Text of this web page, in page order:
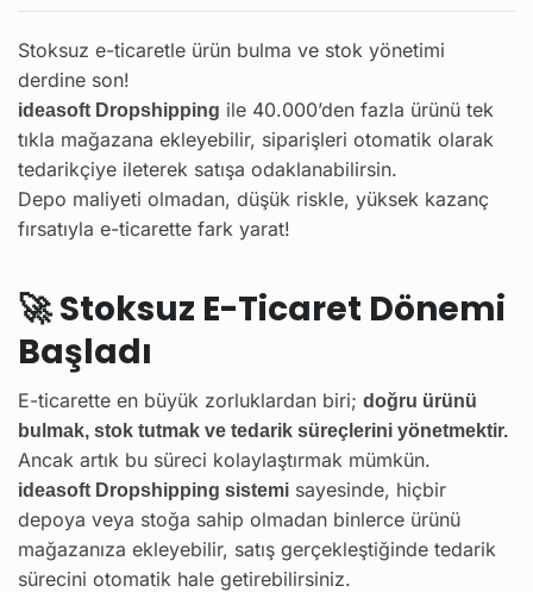
Stoksuz e-ticaretle ürün bulma ve stok yönetimi
derdine son!
ideasoft Dropshipping ile 40.000’den fazla ürünü tek
tıkla mağazana ekleyebilir, siparişleri otomatik olarak
tedarikçiye ileterek satışa odaklanabilirsin.
Depo maliyeti olmadan, düşük riskle, yüksek kazanç
fırsatıyla e-ticarette fark yarat!
🚀Stoksuz E-Ticaret Dönemi
Başladı
E-ticarette en büyük zorluklardan biri; doğru ürünü
bulmak, stok tutmak ve tedarik süreçlerini yönetmektir.
Ancak artık bu süreci kolaylaştırmak mümkün.
ideasoft Dropshipping sistemi sayesinde, hiçbir
depoya veya stoğa sahip olmadan binlerce ürünü
mağazanıza ekleyebilir, satış gerçekleştiğinde tedarik
sürecini otomatik hale getirebilirsiniz.